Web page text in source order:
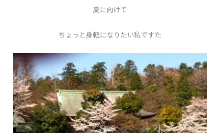
夏に向けて
ちょっと身軽になりたい私ですた